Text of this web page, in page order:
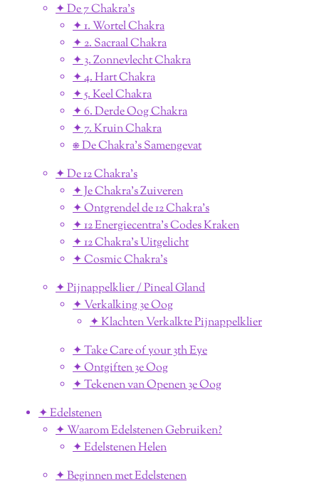
✦ De 7 Chakra's
✦ 1. Wortel Chakra
✦ 2. Sacraal Chakra
✦ 3. Zonnevlecht Chakra
✦ 4. Hart Chakra
✦ 5. Keel Chakra
✦ 6. Derde Oog Chakra
✦ 7. Kruin Chakra
⎈ De Chakra's Samengevat
✦ De 12 Chakra's
✦ Je Chakra's Zuiveren
✦ Ontgrendel de 12 Chakra's
✦ 12 Energiecentra's Codes Kraken
✦ 12 Chakra's Uitgelicht
✦ Cosmic Chakra's
✦ Pijnappelklier / Pineal Gland
✦ Verkalking 3e Oog
✦ Klachten Verkalkte Pijnappelklier
✦ Take Care of your 3th Eye
✦ Ontgiften 3e Oog
✦ Tekenen van Openen 3e Oog
✦ Edelstenen
✦ Waarom Edelstenen Gebruiken?
✦ Edelstenen Helen
✦ Beginnen met Edelstenen